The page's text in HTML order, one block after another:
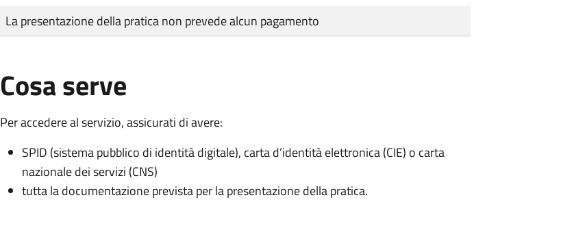
Tipo di pagamento
Importo
La presentazione della pratica non prevede alcun pagamento
Cosa serve
Per accedere al servizio, assicurati di avere:
SPID (sistema pubblico di identità digitale), carta d’identità elettronica (CIE) o carta
nazionale dei servizi (CNS)
tutta la documentazione prevista per la presentazione della pratica.